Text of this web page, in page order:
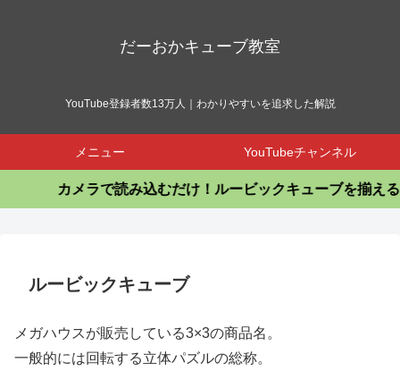
だーおかキューブ教室
YouTube登録者数13万人｜わかりやすいを追求した解説
メニュー YouTubeチャンネル
カメラで読み込むだけ！ルービックキューブを揃えるア
ルービックキューブ
メガハウスが販売している3×3の商品名。
一般的には回転する立体パズルの総称。